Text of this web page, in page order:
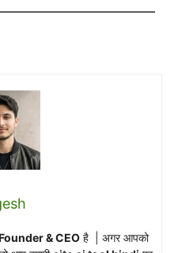
& CEO है | अगर आपको